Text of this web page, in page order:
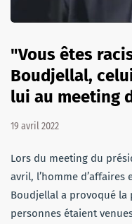
"Vous êtes
Boudjellal,
lui au meeting
19 avril 2022
Lors du meeting du
avril, l’homme
Boudjellal a provoqué la
personnes étaient